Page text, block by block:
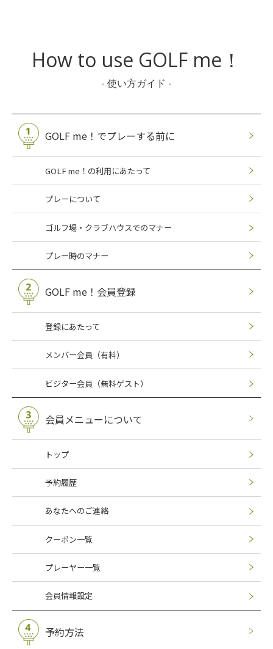
How to use GOLF me！
- 使い方ガイド -
GOLF me！でプレーする前に
GOLF me！の利用にあたって
プレーについて
ゴルフ場・クラブハウスでのマナー
プレー時のマナー
GOLF me！会員登録
登録にあたって
メンバー会員（有料）
ビジター会員（無料ゲスト）
会員メニューについて
トップ
予約履歴
あなたへのご連絡
クーポン一覧
プレーヤー一覧
会員情報設定
予約方法